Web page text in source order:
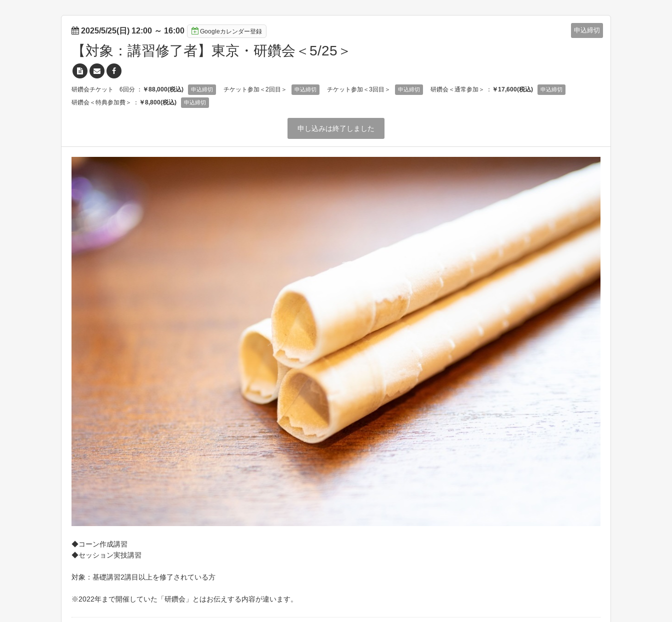
2025/5/25(日) 12:00 ～ 16:00 Googleカレンダー登録 申込締切
【対象：講習修了者】東京・研鑽会＜5/25＞
研鑽会チケット 6回分 ： ￥88,000(税込) 申込締切 チケット参加＜2回目＞ 申込締切 チケット参加＜3回目＞ 申込締切 研鑽会＜通常参加＞ ： ￥17,600(税込) 申込締切
研鑽会＜特典参加費＞ ： ￥8,800(税込) 申込締切
申し込みは終了しました
◆コーン作成講習
◆セッション実技講習
対象：基礎講習2講目以上を修了されている方
※2022年まで開催していた「研鑽会」とはお伝えする内容が違います。